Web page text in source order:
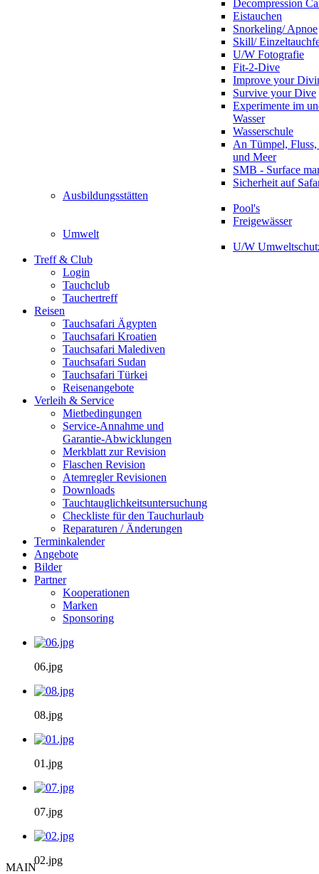
Decompression
Eistauchen
Snorkeling/ Apnoe
Skill/
U/W Fotografie
Fit-2-Dive
Improve your
Survive your Dive
Experimente im
Wasser
Wasserschule
An Tümpel,
und Meer
SMB - Surface
Sicherheit auf
Ausbildungsstätten
Pool's
Freigewässer
Umwelt
U/W
Treff & Club
Login
Tauchclub
Tauchertreff
Reisen
Tauchsafari Ägypten
Tauchsafari Kroatien
Tauchsafari Malediven
Tauchsafari Sudan
Tauchsafari Türkei
Reisenangebote
Verleih & Service
Mietbedingungen
Service-Annahme und
Garantie-Abwicklungen
Merkblatt zur Revision
Flaschen Revision
Atemregler Revisionen
Downloads
Tauchtauglichkeitsuntersuchung
Checkliste für den Tauchurlaub
Reparaturen / Änderungen
Terminkalender
Angebote
Bilder
Partner
Kooperationen
Marken
Sponsoring
06.jpg
08.jpg
01.jpg
07.jpg
02.jpg
MAIN